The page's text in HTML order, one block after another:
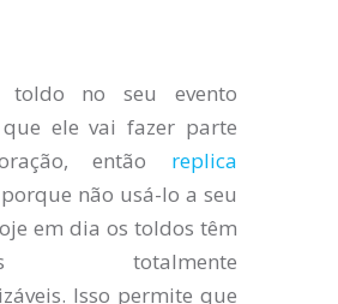
no seu evento
ele vai fazer parte
então replica
porque não usá-lo a seu
em dia os toldos têm
totalmente
Isso permite que